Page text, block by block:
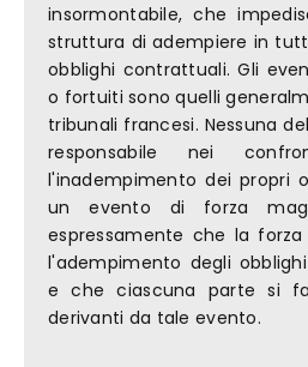
insormontabile, che
struttura di adempiere in
obblighi contrattuali. Gli
o fortuiti sono quelli
tribunali francesi. Nessuna
responsabile nei
l'inadempimento dei propri
un evento di forza
espressamente che la
l'adempimento degli
e che ciascuna parte si
derivanti da tale evento.